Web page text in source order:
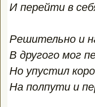
И перейти в
Решительно и
В другого мог
Но упустил
На полпути и